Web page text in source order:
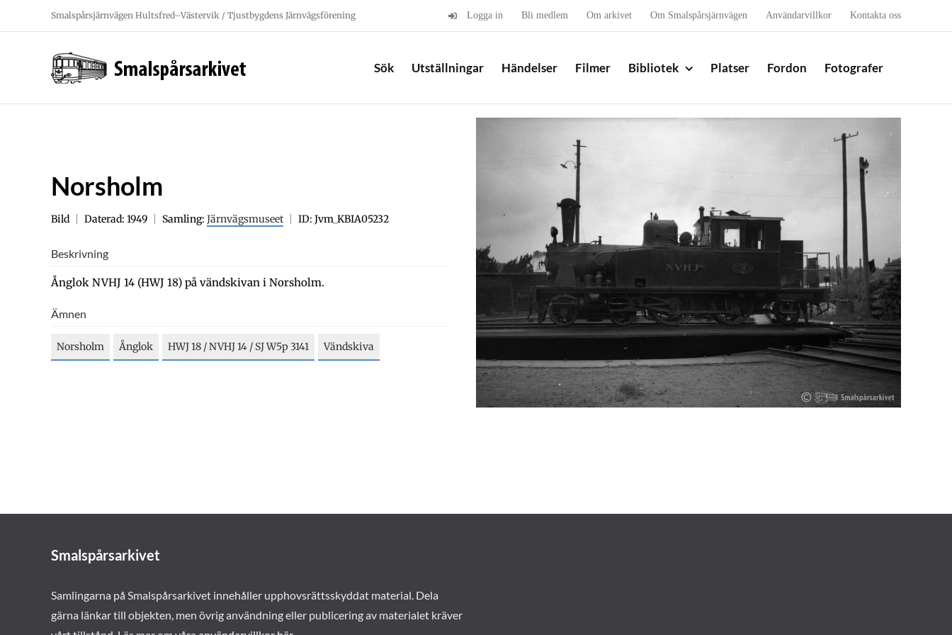
Smalspårsjärnvägen Hultsfred–Västervik / Tjustbygdens Järnvägsförening Logga in Bli medlem Om arkivet Om Smalspårsjärnvägen Användarvillkor Kontakta oss
Sök Utställningar Händelser Filmer Bibliotek Platser Fordon Fotografer
Norsholm
Bild Daterad: 1949 Samling: Järnvägsmuseet ID: Jvm_KBIA05232
Beskrivning
Ånglok NVHJ 14 (HWJ 18) på vändskivan i Norsholm.
Ämnen
Norsholm Ånglok HWJ 18 / NVHJ 14 / SJ W5p 3141 Vändskiva
Smalspårsarkivet
Samlingarna på Smalspårsarkivet innehåller upphovsrättsskyddat material. Dela
gärna länkar till objekten, men övrig användning eller publicering av materialet kräver